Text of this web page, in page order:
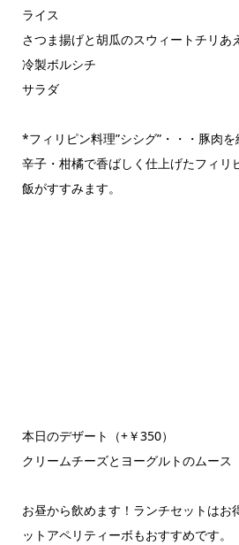
ライス
さつま揚げと胡瓜のスウィートチリあ
冷製ボルシチ
サラダ
*フィリピン料理”シシグ”・・・豚肉
辛子・柑橘で香ばしく仕上げたフィリ
飯がすすみます。
本日のデザート（+￥350）
クリームチーズとヨーグルトのムース
お昼から飲めます！ランチセットはお
ットアペリティーボもおすすめです。